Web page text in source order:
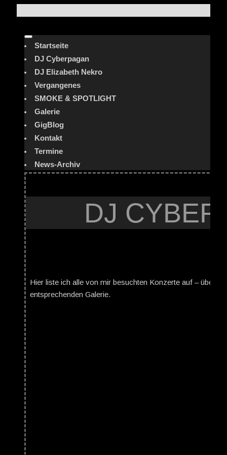
Startseite
DJ Cyberpagan
DJ Elizabeth Nekro
Vergangenes
SMOKE & SPOTLIGHT
Galerie
GigBlog
Kontakt
Termine
News-Archiv
DJ
Hier liste ich alle von mir besuchten Konzerte auf – über
entsprechenden Galerie.